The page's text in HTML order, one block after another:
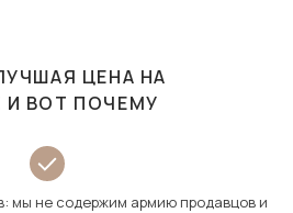
ЦЕНА НА
И ВОТ ПОЧЕМУ
мы не содержим армию продавцов и